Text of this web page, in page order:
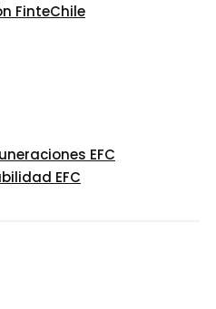
FinteChile
EFC
EFC